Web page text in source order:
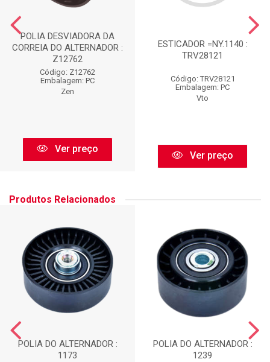
POLIA DESVIADORA DA
CORREIA DO ALTERNADOR :
Z12762
Código: Z12762
Embalagem: PC
Zen
Ver preço
ESTICADOR =NY.1140 :
TRV28121
Código: TRV28121
Embalagem: PC
Vto
Ver preço
Produtos Relacionados
POLIA DO ALTERNADOR :
1173
POLIA DO ALTERNADOR :
1239